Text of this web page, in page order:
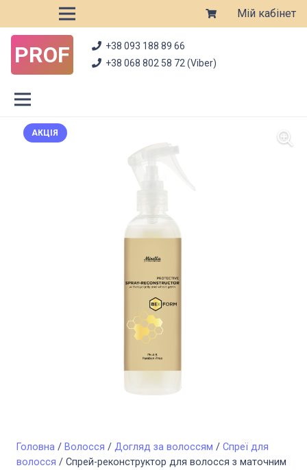
Мій кабінет
PROF
+38 093 188 89 66
+38 068 802 58 72 (Viber)
АКЦІЯ
Головна / Волосся / Догляд за волоссям / Спреї для
волосся / Спрей-реконструктор для волосся з маточним